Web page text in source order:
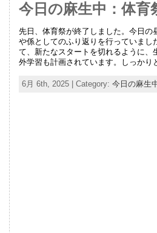
今日の麻生中：体育
先日、体育祭が終了しました。今日
や係としてのふり返りを行っていま
て、新たなスタートを切れるように
外学習も計画されています。しっか
6月 6th, 2025 | Category: 今日の麻生